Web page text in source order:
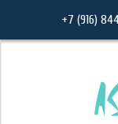
+7 (916)